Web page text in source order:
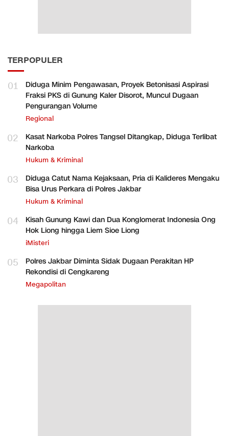
TERPOPULER
01
Diduga Minim Pengawasan, Proyek Betonisasi Aspirasi
Fraksi PKS di Gunung Kaler Disorot, Muncul Dugaan
Pengurangan Volume
Regional
02
Kasat Narkoba Polres Tangsel Ditangkap, Diduga Terlibat
Narkoba
Hukum & Kriminal
03
Diduga Catut Nama Kejaksaan, Pria di Kalideres Mengaku
Bisa Urus Perkara di Polres Jakbar
Hukum & Kriminal
04
Kisah Gunung Kawi dan Dua Konglomerat Indonesia Ong
Hok Liong hingga Liem Sioe Liong
iMisteri
05
Polres Jakbar Diminta Sidak Dugaan Perakitan HP
Rekondisi di Cengkareng
Megapolitan